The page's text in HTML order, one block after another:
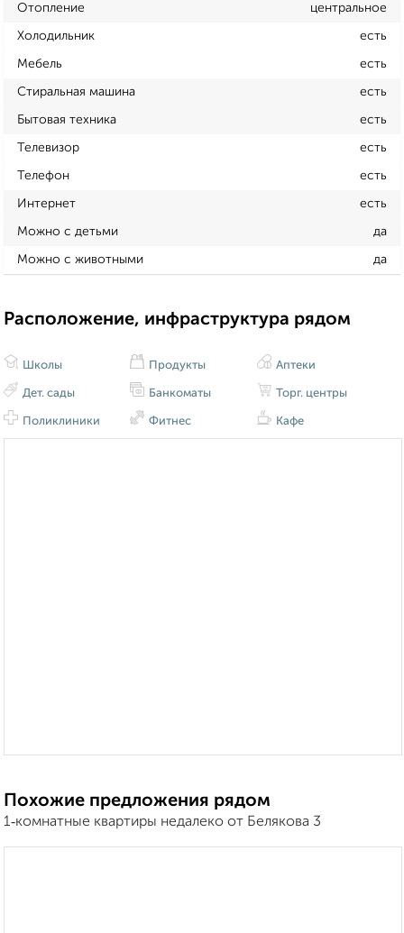
Отопление центральное
Холодильник есть
Мебель есть
Стиральная машина есть
Бытовая техника есть
Телевизор есть
Телефон есть
Интернет есть
Можно с детьми да
Можно с животными да
Расположение, инфраструктура рядом
Школы
Дет. сады
Поликлиники
Продукты
Банкоматы
Фитнес
Аптеки
Торг. центры
Кафе
Похожие предложения рядом
1‑комнатные квартиры недалеко от Белякова 3